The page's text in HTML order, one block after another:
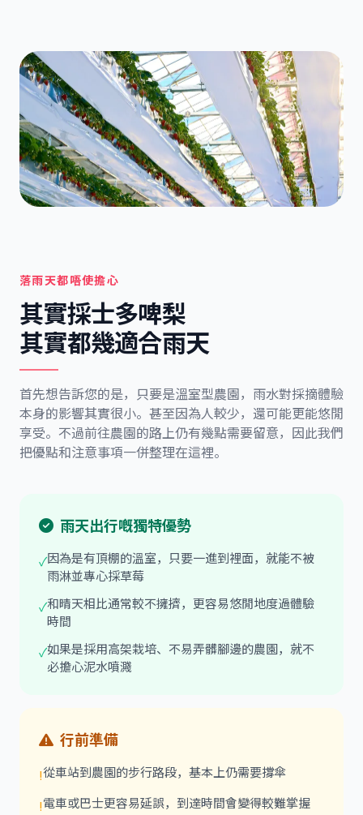
落雨天都唔使擔心
其實採士多啤梨
其實都幾適合雨天
首先想告訴您的是，只要是溫室型農園，雨水對採摘體驗
本身的影響其實很小。甚至因為人較少，還可能更能悠閒
享受。不過前往農園的路上仍有幾點需要留意，因此我們
把優點和注意事項一併整理在這裡。
雨天出行嘅獨特優勢
✓因為是有頂棚的溫室，只要一進到裡面，就能不被
雨淋並專心採草莓
✓和晴天相比通常較不擁擠，更容易悠閒地度過體驗
時間
✓如果是採用高架栽培、不易弄髒腳邊的農園，就不
必擔心泥水噴濺
行前準備
!從車站到農園的步行路段，基本上仍需要撐傘
!電車或巴士更容易延誤，到達時間會變得較難掌握